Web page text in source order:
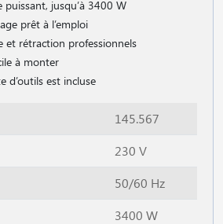
jusqu’à 3400 W
prêt à l’emploi
et rétraction professionnels
à monter
d’outils est incluse
145.567
230 V
50/60 Hz
3400 W